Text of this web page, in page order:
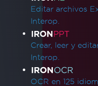
Editar archivos
Interop.
Crear, leer y
Interop.
OCR en 125